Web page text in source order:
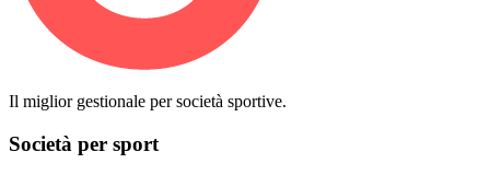
Il miglior gestionale per società sportive.
Società per sport